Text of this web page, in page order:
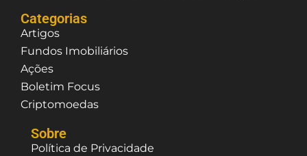
Categorias
Artigos
Fundos Imobiliários
Ações
Boletim Focus
Criptomoedas
Sobre
Política de Privacidade